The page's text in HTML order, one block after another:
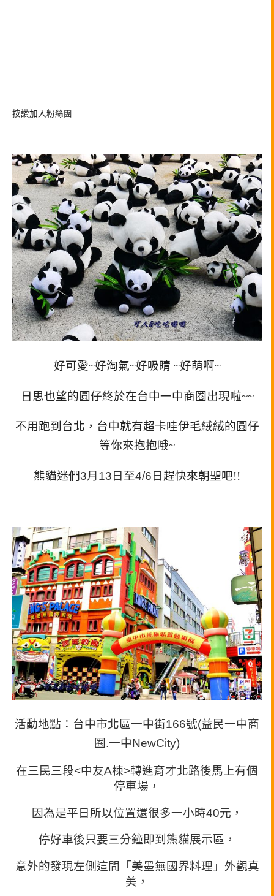
按讚加入粉絲團
好可愛~好淘氣~好吸睛 ~好萌啊~
日思也望的圓仔終於在台中一中商圈出現啦~~
不用跑到台北，台中就有超卡哇伊毛絨絨的圓仔
等你來抱抱哦~
熊貓迷們3月13日至4/6日 趕快來朝聖吧!!
活動地點：台中市北區一中街166號(益民一中商
圈.一中NewCity)
在三民三段<中友A棟>轉進育才北路後馬上有個
停車場，
因為是平日所以位置還很多一小時40元，
停好車後只要三分鐘即到熊貓展示區，
意外的發現左側這間「美墨無國界料理」外觀真
美，